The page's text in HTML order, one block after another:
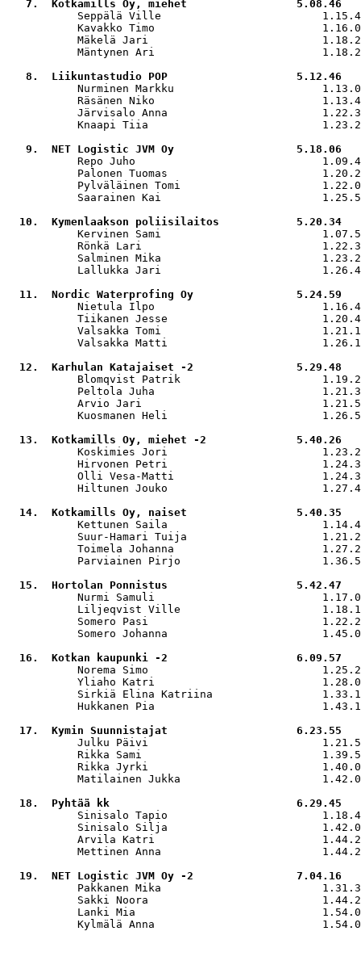
   7.  Kotkamills Oy, miehet                 5.08.46
Seppälä Ville
Kavakko Timo
Mäkelä Jari
Mäntynen Ari
   8.  Liikuntastudio POP                    5.12.46
Nurminen Markku
Räsänen Niko
Järvisalo Anna
Knaapi Tiia
   9.  NET Logistic JVM Oy                   5.18.06
Repo Juho
Palonen Tuomas
Pylväläinen Tomi
Saarainen Kai
  10.  Kymenlaakson poliisilaitos            5.20.34
Kervinen Sami
Rönkä Lari
Salminen Mika
Lallukka Jari
  11.  Nordic Waterprofing Oy                5.24.59
Nietula Ilpo
Tiikanen Jesse
Valsakka Tomi
Valsakka Matti
  12.  Karhulan Katajaiset -2                5.29.48
Blomqvist Patrik
Peltola Juha
Arvio Jari
Kuosmanen Heli
  13.  Kotkamills Oy, miehet -2              5.40.26
Koskimies Jori
Hirvonen Petri
Olli Vesa-Matti
Hiltunen Jouko
  14.  Kotkamills Oy, naiset                 5.40.35
Kettunen Saila
Suur-Hamari Tuija
Toimela Johanna
Parviainen Pirjo
  15.  Hortolan Ponnistus                    5.42.47
Nurmi Samuli
Liljeqvist Ville
Somero Pasi
Somero Johanna
  16.  Kotkan kaupunki -2                    6.09.57
Norema Simo
Yliaho Katri
Sirkiä Elina Katriina
Hukkanen Pia
  17.  Kymin Suunnistajat                    6.23.55
Julku Päivi
Rikka Sami
Rikka Jyrki
Matilainen Jukka
  18.  Pyhtää kk                             6.29.45
Sinisalo Tapio
Sinisalo Silja
Arvila Katri
Mettinen Anna
  19.  NET Logistic JVM Oy -2                7.04.16
Pakkanen Mika
Sakki Noora
Lanki Mia
Kylmälä Anna